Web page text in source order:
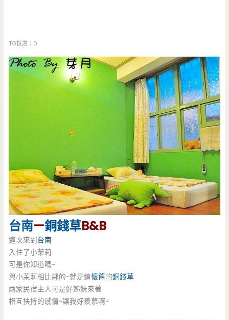
TG按讚：0
台南—銅錢草B&B
這次來到台南
入住了小茉莉
可是你知道嗎~
與小茉莉相比鄰的~就是這懷舊的銅錢草
兩家民宿主人可是好姊妹來著
相互扶持的感情~讓我好羨慕啊~